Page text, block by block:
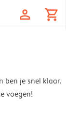
profile shopping_cart
ben je snel klaar.
voegen!